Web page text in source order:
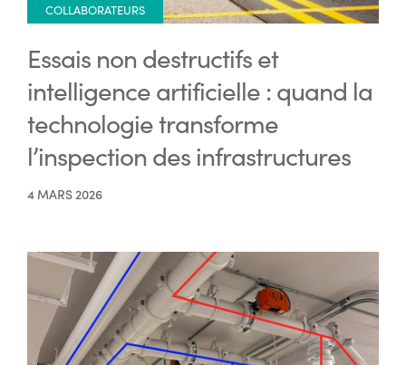
COLLABORATEURS
Essais non destructifs et
intelligence artificielle : quand la
technologie transforme
l’inspection des infrastructures
4 MARS 2026